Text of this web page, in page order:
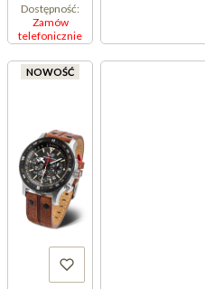
Dostępność:
Zamów
telefonicznie
NOWOŚĆ